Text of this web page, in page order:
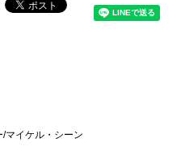
マイケル・シーン